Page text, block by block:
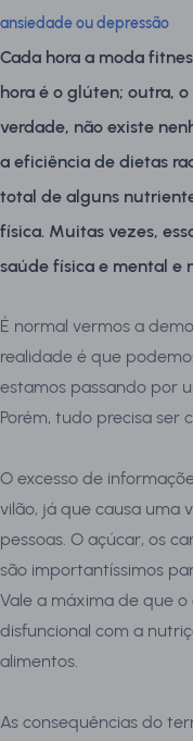
ansiedade ou depressão
Cada hora a moda
hora é o glúten; outra,
verdade, não existe
a eficiência de dietas
total de alguns
física. Muitas vezes,
saúde física e mental e
É normal vermos a
realidade é que
estamos passando por
Porém, tudo precisa ser
O excesso de
vilão, já que causa uma
pessoas. O açúcar, os
são importantíssimos
Vale a máxima de que o
disfuncional com a
alimentos.
As consequências do